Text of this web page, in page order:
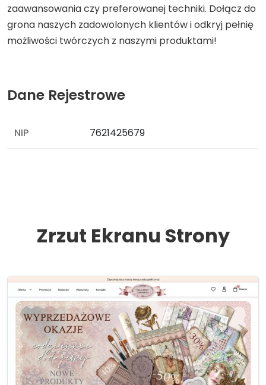
zaawansowania czy preferowanej techniki. Dołącz do
grona naszych zadowolonych klientów i odkryj pełnię
możliwości twórczych z naszymi produktami!
Dane Rejestrowe
NIP 7621425679
Zrzut Ekranu Strony